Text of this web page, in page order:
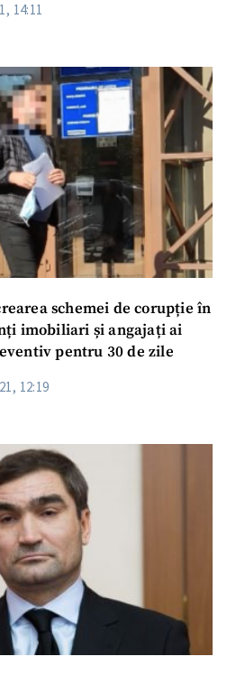
14:11
schemei de corupție în
imobiliari și angajați ai
pentru 30 de zile
12:19